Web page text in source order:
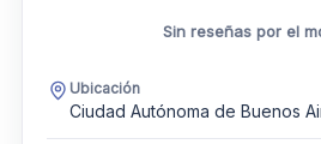
Sin reseñas por el
Ubicación
Ciudad Autónoma de Buenos